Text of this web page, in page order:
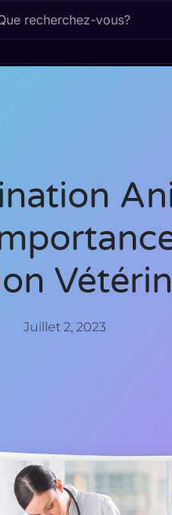
Juillet 2, 2023